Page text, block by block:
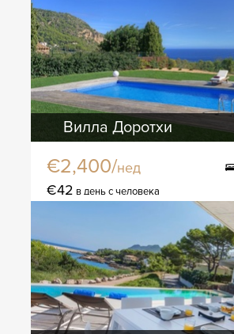
Вилла Доротхи
€2,400/нед
€42 в день с человека